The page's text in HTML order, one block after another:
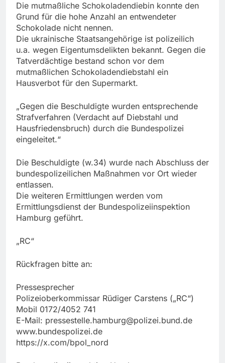
Die mutmaßliche Schokoladendiebin konnte den
Grund für die hohe Anzahl an entwendeter
Schokolade nicht nennen.
Die ukrainische Staatsangehörige ist polizeilich
u.a. wegen Eigentumsdelikten bekannt. Gegen die
Tatverdächtige bestand schon vor dem
mutmaßlichen Schokoladendiebstahl ein
Hausverbot für den Supermarkt.
„Gegen die Beschuldigte wurden entsprechende
Strafverfahren (Verdacht auf Diebstahl und
Hausfriedensbruch) durch die Bundespolizei
eingeleitet.“
Die Beschuldigte (w.34) wurde nach Abschluss der
bundespolizeilichen Maßnahmen vor Ort wieder
entlassen.
Die weiteren Ermittlungen werden vom
Ermittlungsdienst der Bundespolizeiinspektion
Hamburg geführt.
„RC“
Rückfragen bitte an:
Pressesprecher
Polizeioberkommissar Rüdiger Carstens („RC“)
Mobil 0172/4052 741
E-Mail: pressestelle.hamburg@polizei.bund.de
www.bundespolizei.de
https://x.com/bpol_nord